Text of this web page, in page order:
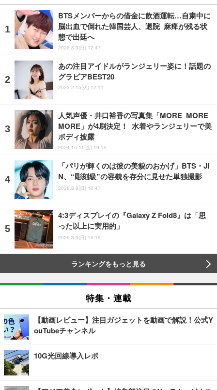
BTSメンバーからの借金に飲酒運転…自粛中に
脳出血で倒れた韓国芸人、退院 麻痺が残る状
態で出廷へ
2026.8.9(日) 12:47
あの注目アイドルがランジェリー姿に！話題の
グラビアBEST20
2022.2.15(火) 12:11
人気声優・井口裕香の写真集「MORE MORE
MORE」が4刷決定！ 水着やランジェリーで美
ボディ披露
2024.10.11(金) 19:15
「パリが輝くのは彼の美貌のおかげ」BTS・JI
N、“彫刻級”の容貌を存分に見せた単独撮影
2026.8.9(日) 10:47
4:3ディスプレイの『Galaxy Z Fold8』は「思
った以上に実用的」
2026.8.9(日) 16:19
ランキングをもっと見る
特集・連載
【動画レビュー】注目ガジェットを動画で解説！公式Y
ouTubeチャンネル
10G光回線導入レポ